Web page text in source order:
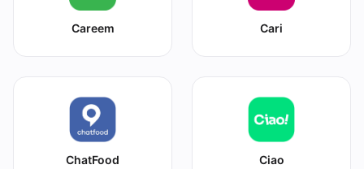
Careem Cari
ChatFood Ciao